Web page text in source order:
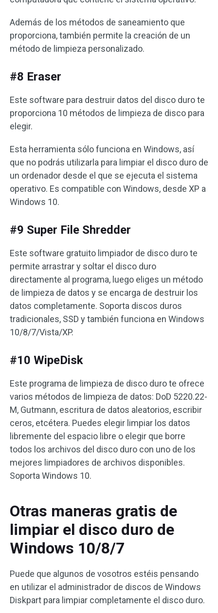
Además de los métodos de saneamiento que
proporciona, también permite la creación de un
método de limpieza personalizado.
#8 Eraser
Este software para destruir datos del disco duro te
proporciona 10 métodos de limpieza de disco para
elegir.
Esta herramienta sólo funciona en Windows, así
que no podrás utilizarla para limpiar el disco duro de
un ordenador desde el que se ejecuta el sistema
operativo. Es compatible con Windows, desde XP a
Windows 10.
#9 Super File Shredder
Este software gratuito limpiador de disco duro te
permite arrastrar y soltar el disco duro
directamente al programa, luego eliges un método
de limpieza de datos y se encarga de destruir los
datos completamente. Soporta discos duros
tradicionales, SSD y también funciona en Windows
10/8/7/Vista/XP.
#10 WipeDisk
Este programa de limpieza de disco duro te ofrece
varios métodos de limpieza de datos: DoD 5220.22-
M, Gutmann, escritura de datos aleatorios, escribir
ceros, etcétera. Puedes elegir limpiar los datos
libremente del espacio libre o elegir que borre
todos los archivos del disco duro con uno de los
mejores limpiadores de archivos disponibles.
Soporta Windows 10.
Otras maneras gratis de
limpiar el disco duro de
Windows 10/8/7
Puede que algunos de vosotros estéis pensando
en utilizar el administrador de discos de Windows
Diskpart para limpiar completamente el disco duro.